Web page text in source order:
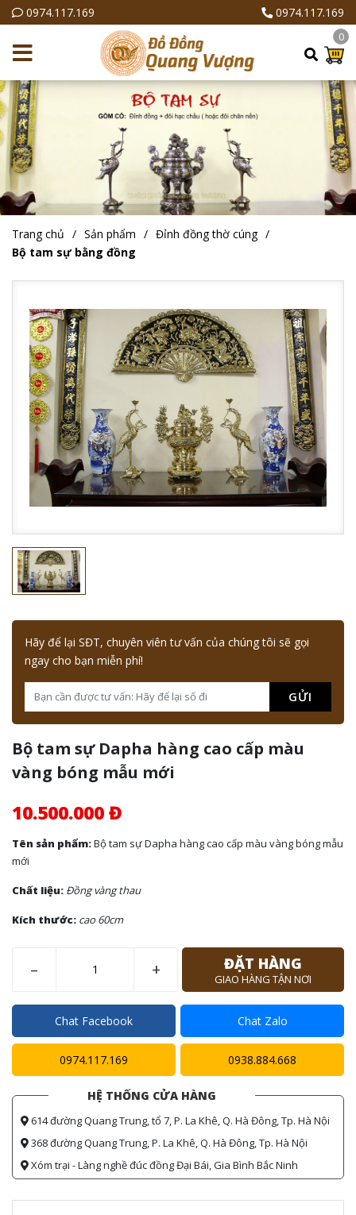
0974.117.169 0974.117.169
0
Trang chủ Sản phẩm
Đỉnh đồng thờ cúng
Bộ tam sự bằng đồng
Hãy để lại SĐT, chuyên viên tư vấn của chúng tôi sẽ gọi
ngay cho bạn miễn phí!
GỬI
Bộ tam sự Dapha hàng cao cấp màu
vàng bóng mẫu mới
10.500.000 Đ
Tên sản phẩm:Bộ tam sự Dapha hàng cao cấp màu vàng bóng mẫu
mới
Chất liệu: Đồng vàng thau
Kích thước: cao 60cm
– + ĐẶT HÀNG
GIAO HÀNG TẬN NƠI
Chat Facebook Chat Zalo
0974.117.169 0938.884.668
HỆ THỐNG CỬA HÀNG
614 đường Quang Trung, tổ 7, P. La Khê, Q. Hà Đông, Tp. Hà Nội
368 đường Quang Trung, P. La Khê, Q. Hà Đông, Tp. Hà Nội
Xóm trại - Làng nghề đúc đồng Đại Bái, Gia Bình Bắc Ninh